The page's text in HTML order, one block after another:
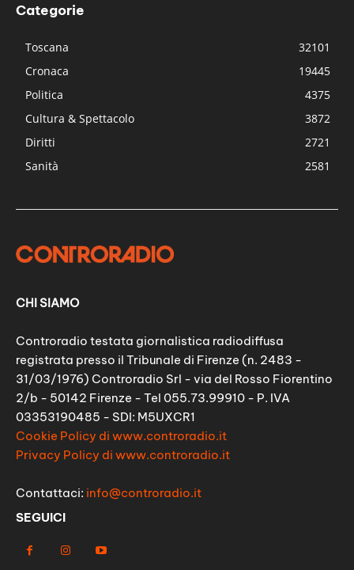
Categorie
Toscana
32101
Cronaca
19445
Politica
4375
Cultura & Spettacolo
3872
Diritti
2721
Sanità
2581
CHI SIAMO
Controradio testata giornalistica radiodiffusa
registrata presso il Tribunale di Firenze (n. 2483 -
31/03/1976) Controradio Srl - via del Rosso Fiorentino
2/b - 50142 Firenze - Tel 055.73.99910 - P. IVA
03353190485 - SDI: M5UXCR1
Cookie Policy di www.controradio.it
Privacy Policy di www.controradio.it
Contattaci: info@controradio.it
SEGUICI